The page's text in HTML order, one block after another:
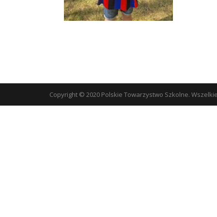
Copyright © 2020 Polskie Towarzystwo Szkolne.